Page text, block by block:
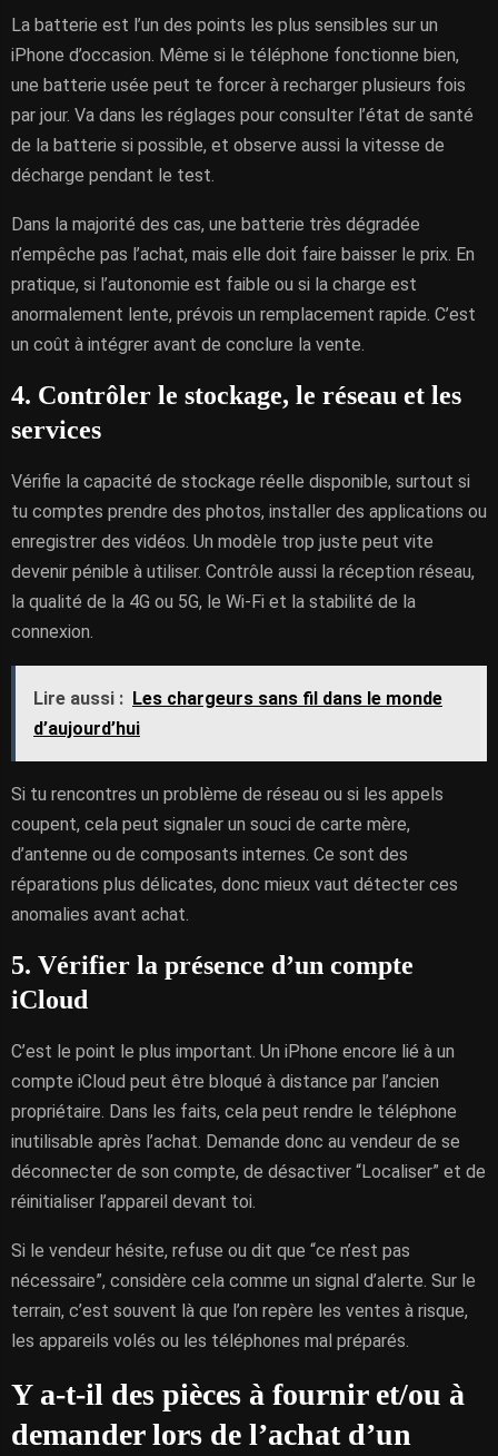
La batterie est l’un des points les plus sensibles sur un
iPhone d’occasion. Même si le téléphone fonctionne bien,
une batterie usée peut te forcer à recharger plusieurs fois
par jour. Va dans les réglages pour consulter l’état de santé
de la batterie si possible, et observe aussi la vitesse de
décharge pendant le test.
Dans la majorité des cas, une batterie très dégradée
n’empêche pas l’achat, mais elle doit faire baisser le prix. En
pratique, si l’autonomie est faible ou si la charge est
anormalement lente, prévois un remplacement rapide. C’est
un coût à intégrer avant de conclure la vente.
4. Contrôler le stockage, le réseau et les
services
Vérifie la capacité de stockage réelle disponible, surtout si
tu comptes prendre des photos, installer des applications ou
enregistrer des vidéos. Un modèle trop juste peut vite
devenir pénible à utiliser. Contrôle aussi la réception réseau,
la qualité de la 4G ou 5G, le Wi-Fi et la stabilité de la
connexion.
Lire aussi : Les chargeurs sans fil dans le monde
d’aujourd’hui
Si tu rencontres un problème de réseau ou si les appels
coupent, cela peut signaler un souci de carte mère,
d’antenne ou de composants internes. Ce sont des
réparations plus délicates, donc mieux vaut détecter ces
anomalies avant achat.
5. Vérifier la présence d’un compte
iCloud
C’est le point le plus important. Un iPhone encore lié à un
compte iCloud peut être bloqué à distance par l’ancien
propriétaire. Dans les faits, cela peut rendre le téléphone
inutilisable après l’achat. Demande donc au vendeur de se
déconnecter de son compte, de désactiver “Localiser” et de
réinitialiser l’appareil devant toi.
Si le vendeur hésite, refuse ou dit que “ce n’est pas
nécessaire”, considère cela comme un signal d’alerte. Sur le
terrain, c’est souvent là que l’on repère les ventes à risque,
les appareils volés ou les téléphones mal préparés.
Y a-t-il des pièces à fournir et/ou à
demander lors de l’achat d’un